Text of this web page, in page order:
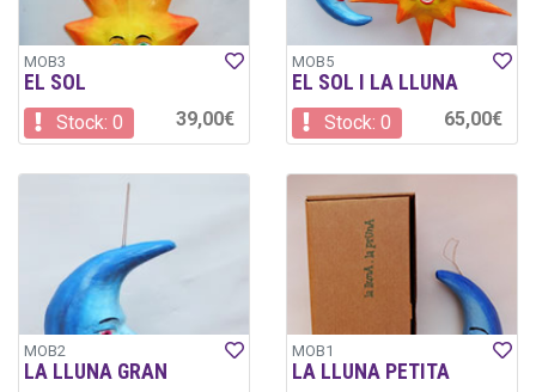
MOB3
EL SOL
Stock: 0 39,00€
MOB5
EL SOL I LA LLUNA
Stock: 0 65,00€
MOB2
LA LLUNA GRAN
MOB1
LA LLUNA PETITA